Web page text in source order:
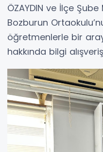
ÖZAYDIN ve İlçe Şube
Bozburun
öğretmenlerle bir
hakkında bilgi